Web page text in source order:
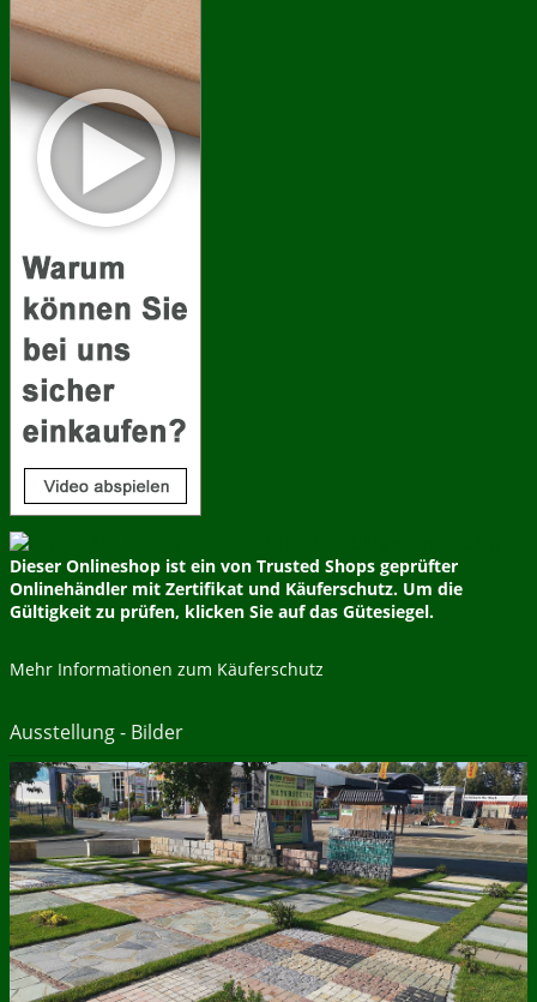
Dieser Onlineshop ist ein von Trusted Shops geprüfter
Onlinehändler mit Zertifikat und Käuferschutz. Um die
Gültigkeit zu prüfen, klicken Sie auf das Gütesiegel.
Mehr Informationen zum Käuferschutz
Ausstellung - Bilder